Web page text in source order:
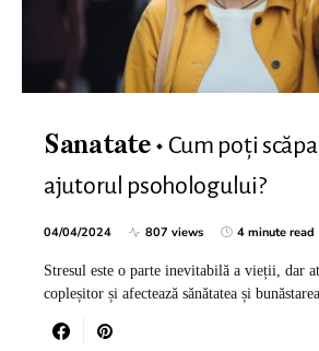
Sanatate
Cum poți
ajutorul psohologului?
04/04/2024 807 views 4 minute read
Stresul este o parte inevitabilă a vieții, dar
copleșitor și afectează sănătatea și